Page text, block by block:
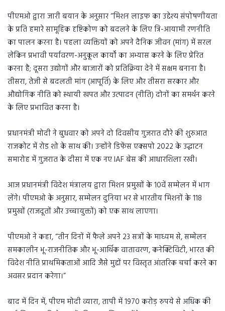
पीएमओ द्वारा जारी बयान के अनुसार “मिशन लाइफ का उद्देश्य संपोषणीयता
के प्रति हमारे सामूहिक दृष्टिकोण को बदलने के लिए त्रि-आयामी रणनीति
का पालन करना है। पहला व्यक्तियों को अपने दैनिक जीवन (मांग) में सरल
लेकिन प्रभावी पर्यावरण-अनुकूल कार्यों का अभ्यास करने के लिए प्रेरित
करना है; दूसरा उद्योगों और बाजारों को प्रतिक्रिया देने में सक्षम बनाना है।
तीसरा, तेजी से बदलती मांग (आपूर्ति) के लिए और तीसरा सरकार और
औद्योगिक नीति को स्थायी खपत और उत्पादन (नीति) दोनों का समर्थन करने
के लिए प्रभावित करना है।
प्रधानमंत्री मोदी ने बुधवार को अपने दो दिवसीय गुजरात दौरे की शुरुआत
राजकोट में रोड शो के साथ की। उन्होंने डिफेंस एक्सपो 2022 के उद्घाटन
समारोह में गुजरात के दीसा में एक नए IAF बेस की आधारशिला रखी।
आज प्रधानमंत्री विदेश मंत्रालय द्वारा मिशन प्रमुखों के 10वें सम्मेलन में भाग
लेंगे। पीएमओ के अनुसार, सम्मेलन दुनिया भर से भारतीय मिशनों के 118
प्रमुखों (राजदूतों और उच्चायुक्तों) को एक साथ लाएगा।
पीएमओ ने कहा, “तीन दिनों में फैले अपने 23 सत्रों के माध्यम से, सम्मेलन
समकालीन भू-राजनीतिक और भू-आर्थिक वातावरण, कनेक्टिविटी, भारत की
विदेश नीति प्राथमिकताओं आदि जैसे मुद्दों पर विस्तृत आंतरिक चर्चा करने का
अवसर प्रदान करेगा।”
बाद में दिन में, पीएम मोदी व्यारा, तापी में 1970 करोड़ रुपये से अधिक की